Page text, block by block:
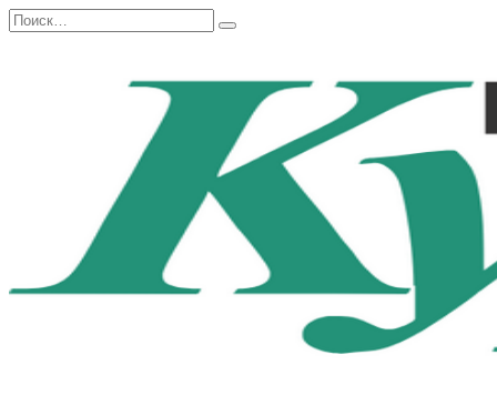
Перейти
к
Search
for: